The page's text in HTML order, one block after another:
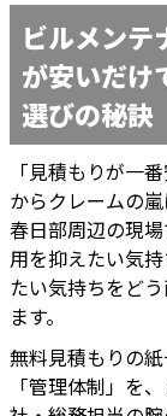
ビルメンテ
が安いだけ
選びの秘訣
「見積もりが一
からクレームの嵐
春日部周辺の現
用を抑えたい気
たい気持ちをど
ます。
無料見積もりの
「管理体制」を